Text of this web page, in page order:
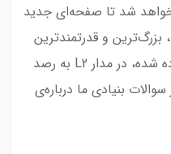
آغاز خواهد شد تا صفحه‌ای جدید
و قدرتمندترین
تلسکوپی که تا کنون به فضا فرستاده شده، در مدار L2 به رصد
بنیادی ما درباره‌ی